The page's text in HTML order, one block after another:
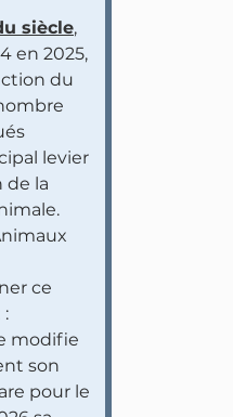
siècle,
en 2025,
du
levier
de la
ce
modifie
son
pour le